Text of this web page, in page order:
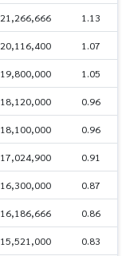
21,266,666 1.13
20,116,400 1.07
19,800,000 1.05
18,120,000 0.96
18,100,000 0.96
17,024,900 0.91
16,300,000 0.87
16,186,666 0.86
15,521,000 0.83